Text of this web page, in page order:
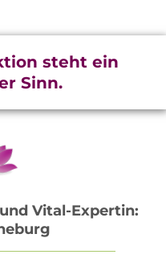
steht ein
Sinn.
Vital-Expertin: